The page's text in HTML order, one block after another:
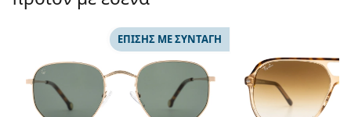
Persol
Όλες οι μάρκες
ΕΠΊΣΗΣ ΜΕ ΣΥΝΤΑΓΉ